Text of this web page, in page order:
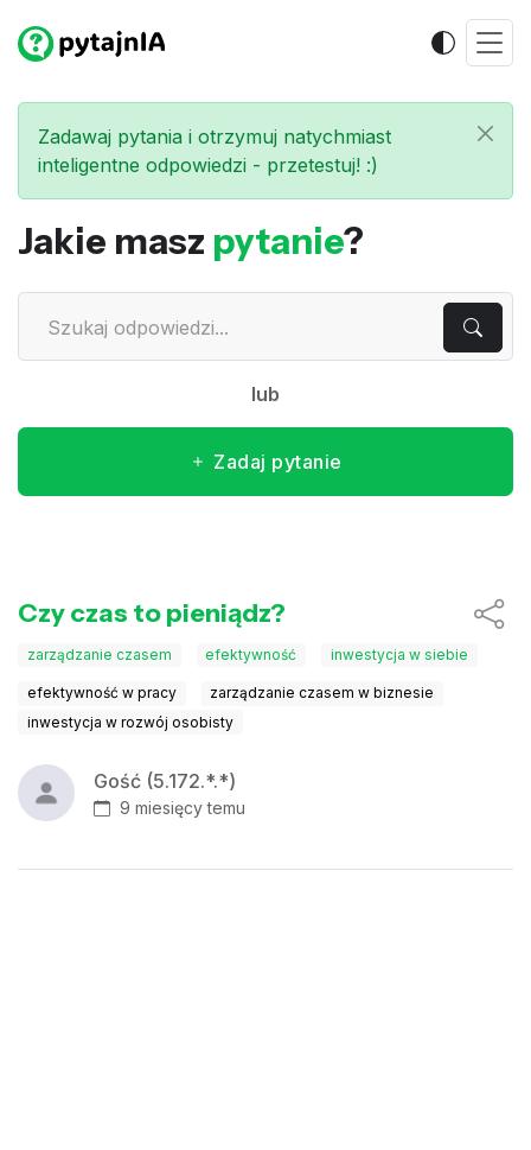
Zadawaj pytania i otrzymuj natychmiast
inteligentne odpowiedzi - przetestuj! :)
Jakie masz pytanie?
lub
Zadaj pytanie
Czy czas to pieniądz?
zarządzanie czasem efektywność inwestycja w siebie
efektywność w pracy
zarządzanie czasem w biznesie
inwestycja w rozwój osobisty
Gość (5.172.*.*)
9 miesięcy temu